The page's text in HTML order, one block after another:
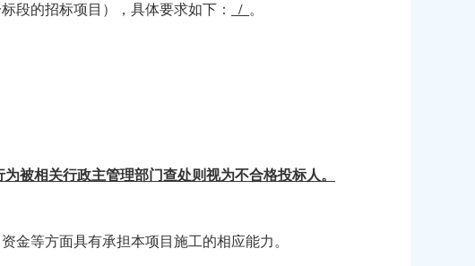
段的招标项目），具体要求如下： / 。
被相关行政主管理部门查处则视为不合格投标人。
金等方面具有承担本项目施工的相应能力。